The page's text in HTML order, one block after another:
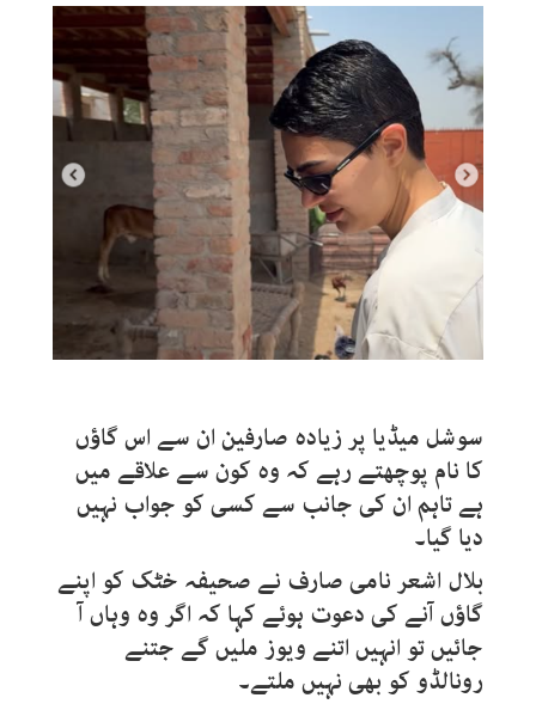
سوشل میڈیا پر زیادہ صارفین ان سے اس گاؤں
کا نام پوچھتے رہے کہ وہ کون سے علاقے میں
ہے تاہم ان کی جانب سے کسی کو جواب نہیں
دیا گیا۔
بلال اشعر نامی صارف نے صحیفہ خٹک کو اپنے
گاؤں آنے کی دعوت ہوئے کہا کہ اگر وہ وہاں آ
جائیں تو انہیں اتنے ویوز ملیں گے جتنے
رونالڈو کو بھی نہیں ملتے۔